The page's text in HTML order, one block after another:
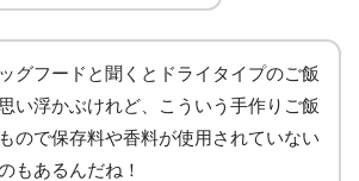
グフードと聞くとドライタイプのご飯
い浮かぶけれど、こういう手作りご飯
ので保存料や香料が使用されていない
もあるんだね！